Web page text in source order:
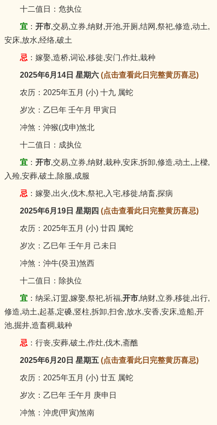
十二值日：危执位
宜： 开市,交易,立券,纳财,开池,开厕,结网,祭祀,修造,动土,
安床,放水,经络,破土
忌 ：嫁娶,造桥,词讼,移徙,安门,作灶,栽种
2025年6月14日 星期六 (点击查看此日完整黄历喜忌)
农历：2025年五月 (小) 十九 属蛇
岁次：乙巳年 壬午月 甲寅日
冲煞：沖猴(戊申)煞北
十二值日：成执位
宜： 开市,交易,立券,纳财,栽种,安床,拆卸,修造,动土,上樑,
入殓,安葬,破土,除服,成服
忌 ：嫁娶,出火,伐木,祭祀,入宅,移徙,纳畜,探病
2025年6月19日 星期四 (点击查看此日完整黄历喜忌)
农历：2025年五月 (小) 廿四 属蛇
岁次：乙巳年 壬午月 己未日
冲煞：沖牛(癸丑)煞西
十二值日：除执位
宜：纳采,订盟,嫁娶,祭祀,祈福,开市,纳财,立券,移徙,出行,
修造,动土,起基,定磉,竖柱,拆卸,扫舍,放水,安香,安床,造船,开
池,掘井,造畜稠,栽种
忌 ：行丧,安葬,破土,作灶,伐木,斋醮
2025年6月20日 星期五 (点击查看此日完整黄历喜忌)
农历：2025年五月 (小) 廿五 属蛇
岁次：乙巳年 壬午月 庚申日
冲煞：沖虎(甲寅)煞南